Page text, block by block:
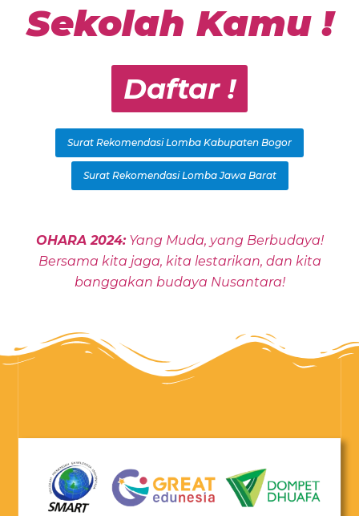
Sekolah Kamu !
Daftar !
Surat Rekomendasi Lomba Kabupaten Bogor
Surat Rekomendasi Lomba Jawa Barat
OHARA 2024:Yang Muda, yang Berbudaya!
Bersama kita jaga, kita lestarikan, dan kita
banggakan budaya Nusantara!